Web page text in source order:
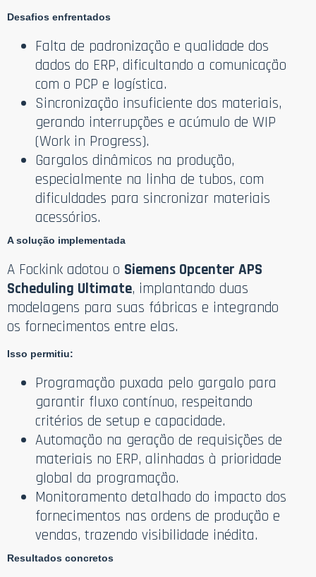
Desafios enfrentados
Falta de padronização e qualidade dos
dados do ERP, dificultando a comunicação
com o PCP e logística.
Sincronização insuficiente dos materiais,
gerando interrupções e acúmulo de WIP
(Work in Progress).
Gargalos dinâmicos na produção,
especialmente na linha de tubos, com
dificuldades para sincronizar materiais
acessórios.
A solução implementada
A Fockink adotou o Siemens Opcenter APS
Scheduling Ultimate, implantando duas
modelagens para suas fábricas e integrando
os fornecimentos entre elas.
Isso permitiu:
Programação puxada pelo gargalo para
garantir fluxo contínuo, respeitando
critérios de setup e capacidade.
Automação na geração de requisições de
materiais no ERP, alinhadas à prioridade
global da programação.
Monitoramento detalhado do impacto dos
fornecimentos nas ordens de produção e
vendas, trazendo visibilidade inédita.
Resultados concretos